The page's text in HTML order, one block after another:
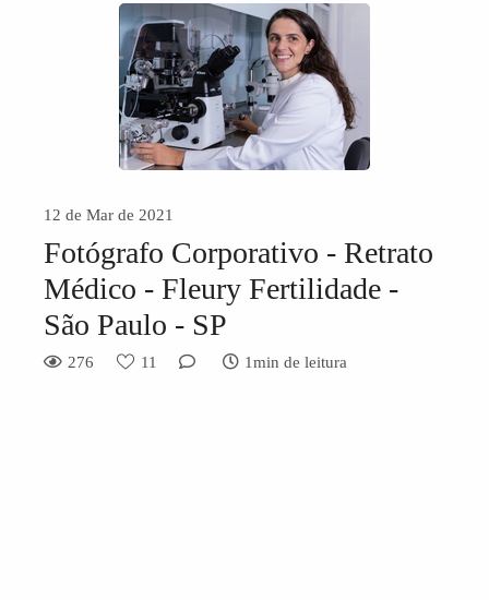
12 de Mar de 2021
Fotógrafo Corporativo - Retrato
Médico - Fleury Fertilidade -
São Paulo - SP
276 11 1min de leitura